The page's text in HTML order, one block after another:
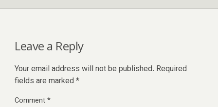
Leave a Reply
Your email address will not be published. Required
fields are marked *
Comment*